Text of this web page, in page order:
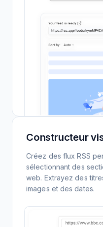
Constructeur
Créez des flux RSS
sélectionnant des
web. Extrayez des
images et des dates.